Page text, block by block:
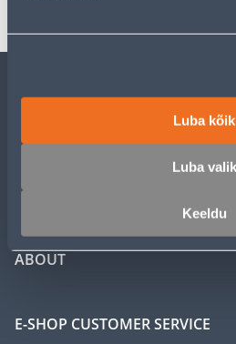
Luba kõik
Luba valik
Keeldu
ABOUT
E-SHOP CUSTOMER SERVICE